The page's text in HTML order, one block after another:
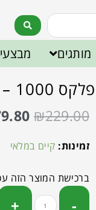
מותגים
פלקס P – 1000 – שורשים
₪229.00
זמינות: קיים במלאי
ברכישת המוצר הזה